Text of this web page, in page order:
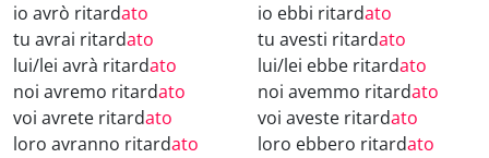
io avrò ritardato
tu avrai ritardato
lui/lei avrà ritardato
noi avremo ritardato
voi avrete ritardato
loro avranno ritardato
io ebbi ritardato
tu avesti ritardato
lui/lei ebbe ritardato
noi avemmo ritardato
voi aveste ritardato
loro ebbero ritardato